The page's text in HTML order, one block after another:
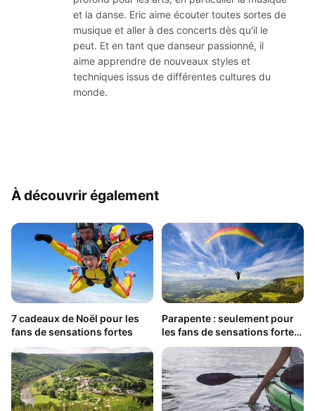
et la danse. Eric aime écouter toutes sortes de
musique et aller à des concerts dès qu'il le
peut. Et en tant que danseur passionné, il
aime apprendre de nouveaux styles et
techniques issus de différentes cultures du
monde.
À découvrir également
7 cadeaux de Noël pour les
fans de sensations fortes
Parapente : seulement pour
les fans de sensations fortes
?